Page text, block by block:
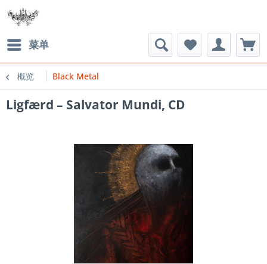
菜单
概览 Black Metal
Ligfærd – Salvator Mundi, CD